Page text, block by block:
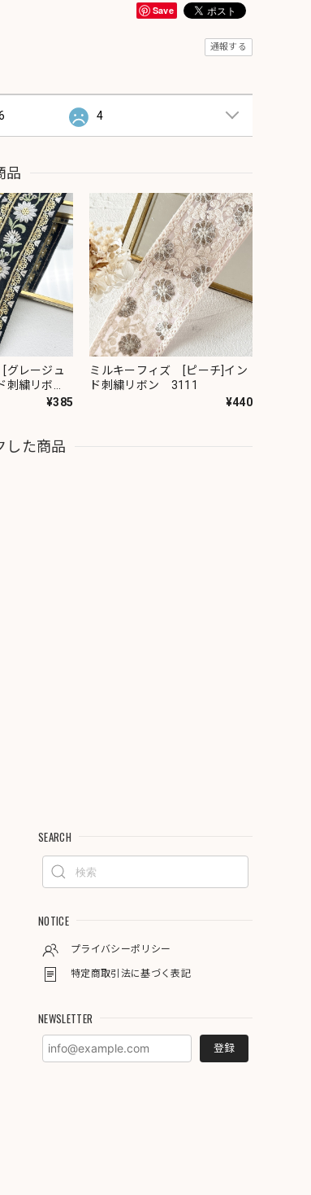
Save
通報する
4
品
レージュ
刺繍リボ
¥385
ミルキーフィズ [ピーチ]イン
ド刺繍リボン 3111
¥440
した商品
SEARCH
NOTICE
プライバシーポリシー
特定商取引法に基づく表記
NEWSLETTER
登録